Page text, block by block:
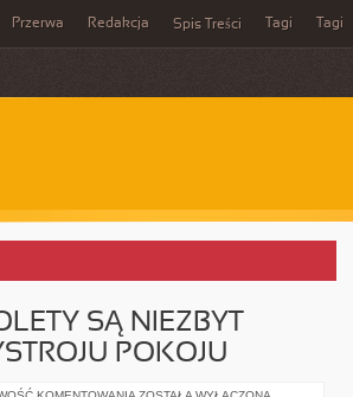
Przerwa Redakcja Spis Treści Tagi Tagi
SĄ NIEZBYT
POKOJU
DLA